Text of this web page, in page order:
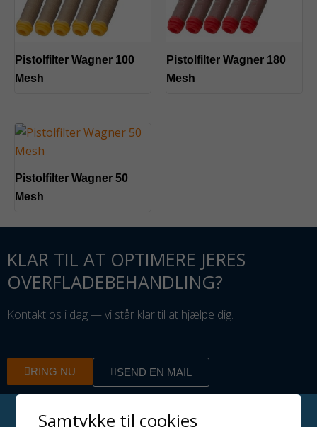
Pistolfilter Wagner 100
Mesh
Pistolfilter Wagner 180
Mesh
Pistolfilter Wagner 50
Mesh
KLAR TIL AT OPTIMERE JERES
OVERFLADEBEHANDLING?
Kontakt os i dag — vi står klar til at hjælpe dig.
RING NU SEND EN MAIL
Samtykke til cookies